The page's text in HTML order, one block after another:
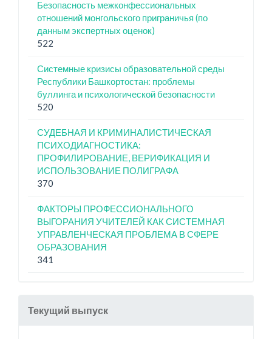
Безопасность межконфессиональных
отношений монгольского приграничья (по
данным экспертных оценок)
522
Системные кризисы образовательной среды
Республики Башкортостан: проблемы
буллинга и психологической безопасности
520
СУДЕБНАЯ И КРИМИНАЛИСТИЧЕСКАЯ
ПСИХОДИАГНОСТИКА:
ПРОФИЛИРОВАНИЕ, ВЕРИФИКАЦИЯ И
ИСПОЛЬЗОВАНИЕ ПОЛИГРАФА
370
ФАКТОРЫ ПРОФЕССИОНАЛЬНОГО
ВЫГОРАНИЯ УЧИТЕЛЕЙ КАК СИСТЕМНАЯ
УПРАВЛЕНЧЕСКАЯ ПРОБЛЕМА В СФЕРЕ
ОБРАЗОВАНИЯ
341
Текущий выпуск